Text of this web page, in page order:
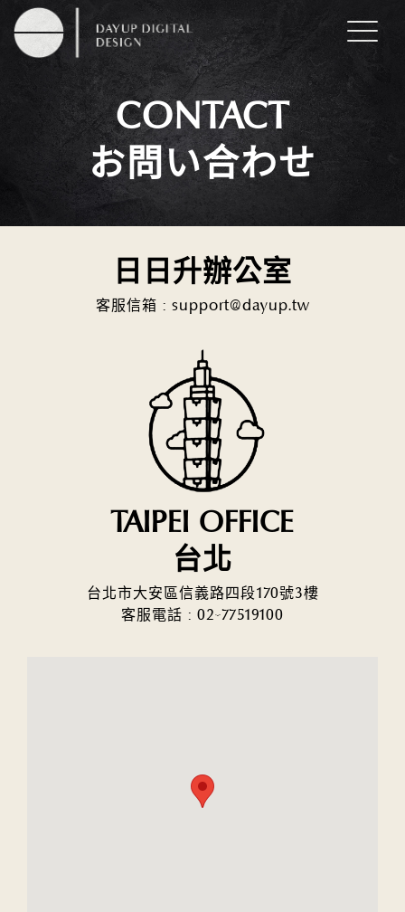
CONTACT
お問い合わせ
日日升辦公室
客服信箱 : support@dayup.tw
TAIPEI OFFICE
台北
台北市大安區信義路四段170號3樓
客服電話 : 02-77519100